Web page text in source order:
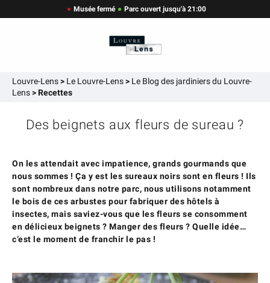
Musée fermé Parc ouvert jusqu'à 21:00
Louvre-Lens> Le Louvre-Lens> Le Blog des jardiniers du Louvre-
Lens>Recettes
Des beignets aux fleurs de sureau ?
On les attendait avec impatience, grands gourmands que
nous sommes ! Ça y est les sureaux noirs sont en fleurs ! Ils
sont nombreux dans notre parc, nous utilisons notamment
le bois de ces arbustes pour fabriquer des hôtels à
insectes, mais saviez-vous que les fleurs se consomment
en délicieux beignets ? Manger des fleurs ? Quelle idée…
c’est le moment de franchir le pas !